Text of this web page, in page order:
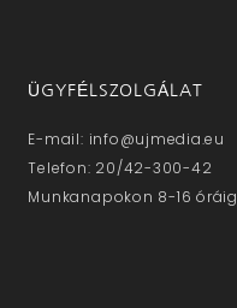
ÜGYFÉLSZOLGÁLAT
E-mail: info@ujmedia.eu
Telefon: 20/42-300-42
Munkanapokon 8-16 óráig